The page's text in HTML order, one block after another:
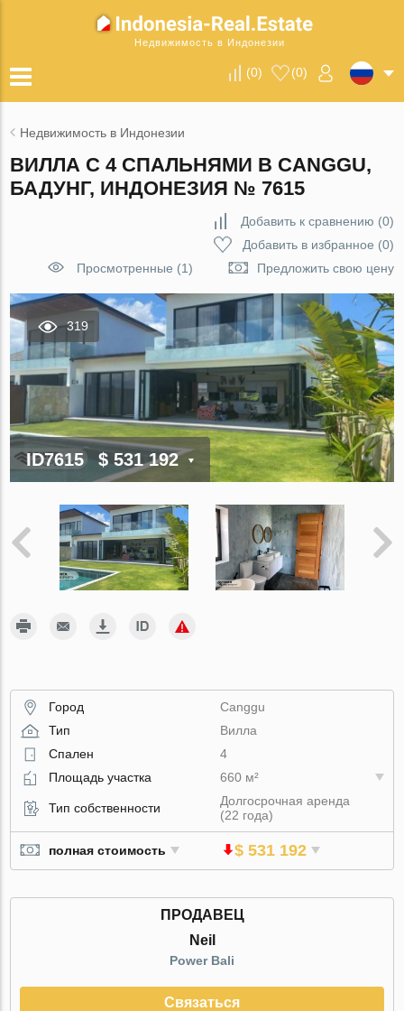
Недвижимость в Индонезии
(0) (0)
Недвижимость в Индонезии
ВИЛЛА С 4 СПАЛЬНЯМИ В CANGGU,
БАДУНГ, ИНДОНЕЗИЯ № 7615
Добавить к сравнению (0)
Добавить в избранное (0)
Просмотренные (1)
Предложить свою цену
319
ID7615 $ 531 192
Город
Canggu
Тип
Вилла
Спален
4
Площадь участка
660 м²
Тип собственности
Долгосрочная аренда
(22 года)
полная стоимость $ 531 192
ПРОДАВЕЦ
Neil
Power Bali
Связаться